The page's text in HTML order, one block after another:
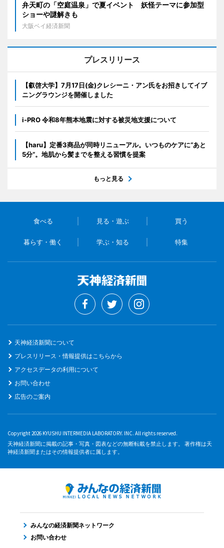
弁天町の「空庭温泉」で夏イベント 妖怪テーマに参加型
ショーや謎解きも
大阪ベイ経済新聞
プレスリリース
【叡啓大学】7月17日(金)クレシーニ・アン氏をお招きしてイブ
ニングラウンジを開催しました
i-PRO 令和8年熊本地震に対する被災地支援について
【haru】定番3商品が同時リニューアル。いつものケアに“あと
5分”。地肌から髪までを整える習慣を提案
もっと見る
食べる 見る・遊ぶ 買う
暮らす・働く 学ぶ・知る 特集
天神経済新聞について
プレスリリース・情報提供はこちらから
アクセスデータの利用について
お問い合わせ
広告のご案内
Copyright 2026 KYUSHU INTERMEDIA LABORATORY. INC. All rights reserved.
天神経済新聞に掲載の記事・写真・図表などの無断転載を禁止します。 著作権は天
神経済新聞またはその情報提供者に属します。
みんなの経済新聞ネットワーク
お問い合わせ